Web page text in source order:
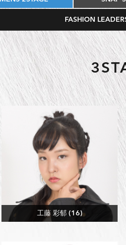
FASHION
工藤 彩郁 (16)